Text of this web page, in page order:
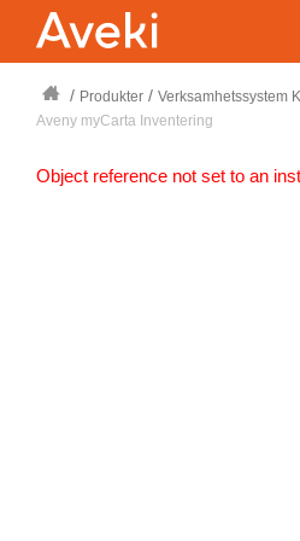
/ Produkter / Verksamhetssystem
Aveny myCarta Inventering
Object reference not set to an